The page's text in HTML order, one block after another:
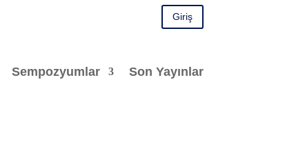
Giriş
Sempozyumlar Son Yayınlar